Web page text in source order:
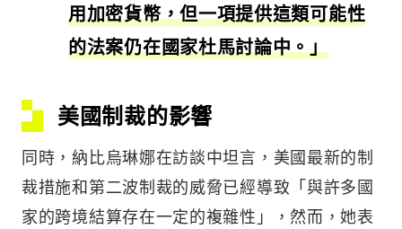
用加密貨幣，但一項提供這類可能性
的法案仍在國家杜馬討論中。」
美國制裁的影響
同時，納比烏琳娜在訪談中坦言，美國最新的制
裁措施和第二波制裁的威脅已經導致「與許多國
家的跨境結算存在一定的複雜性」，然而，她表